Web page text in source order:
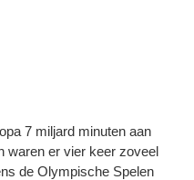
7 miljard minuten aan
waren er vier keer zoveel
de Olympische Spelen